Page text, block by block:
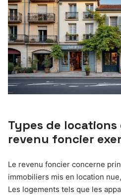
Types de
revenu foncier
Le revenu foncier concerne
immobiliers mis en location
Les logements tels que les